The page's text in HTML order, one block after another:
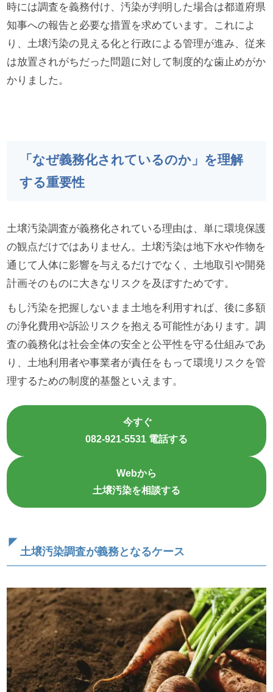
時には調査を義務付け、汚染が判明した場合は都道府県
知事への報告と必要な措置を求めています。これによ
り、土壌汚染の見える化と行政による管理が進み、従来
は放置されがちだった問題に対して制度的な歯止めがか
かりました。
「なぜ義務化されているのか」を理解
する重要性
土壌汚染調査が義務化されている理由は、単に環境保護
の観点だけではありません。土壌汚染は地下水や作物を
通じて人体に影響を与えるだけでなく、土地取引や開発
計画そのものに大きなリスクを及ぼすためです。
もし汚染を把握しないまま土地を利用すれば、後に多額
の浄化費用や訴訟リスクを抱える可能性があります。調
査の義務化は社会全体の安全と公平性を守る仕組みであ
り、土地利用者や事業者が責任をもって環境リスクを管
理するための制度的基盤といえます。
今すぐ
082-921-5531 電話する
Webから
土壌汚染を相談する
土壌汚染調査が義務となるケース